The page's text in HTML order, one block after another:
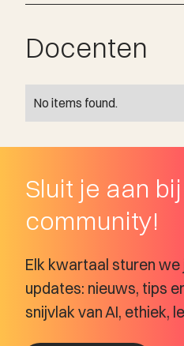
Docenten
No items found.
Sluit je aan
community!
Elk kwartaal sturen
updates: nieuws, tips
snijvlak van AI, ethiek,